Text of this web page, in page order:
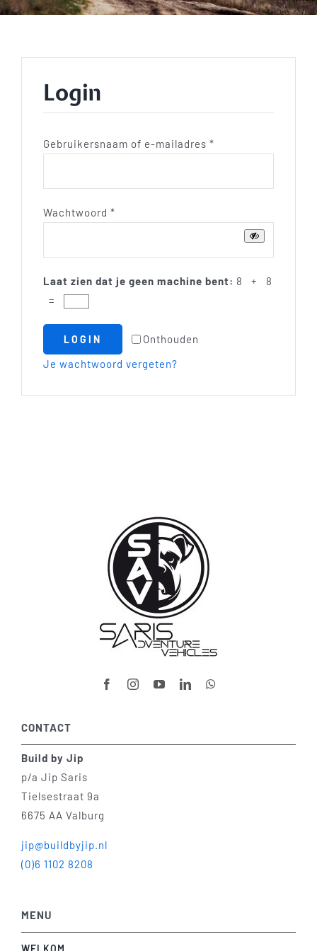
Shop
Contact
Login
Gebruikersnaam of e-mailadres *Vereist
Wachtwoord *Vereist
Laat zien dat je geen machine bent: 8 + 8
=
Onthouden
LOGIN
Je wachtwoord vergeten?
CONTACT
Build by Jip
p/a Jip Saris
Tielsestraat 9a
6675 AA Valburg
jip@buildbyjip.nl
(0)6 1102 8208
MENU
WELKOM